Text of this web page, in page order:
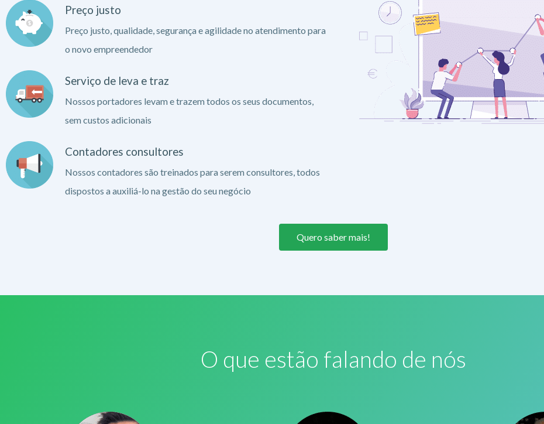
Preço justo
Preço justo, qualidade, segurança e agilidade no atendimento para
o novo empreendedor
Serviço de leva e traz
Nossos portadores levam e trazem todos os seus documentos,
sem custos adicionais
Contadores consultores
Nossos contadores são treinados para serem consultores, todos
dispostos a auxiliá-lo na gestão do seu negócio
Quero saber mais!
O que estão falando de nós